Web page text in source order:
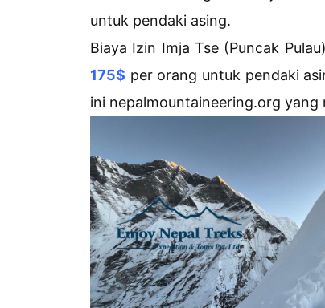
untuk pendaki asing.
Biaya Izin Imja Tse (Puncak
175$ per orang untuk pendaki
ini nepalmountaineering.org yang